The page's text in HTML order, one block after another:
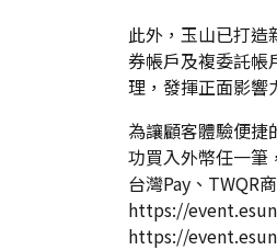
此外，玉山已打
券帳戶及複委託帳
理，發揮正面影響
為讓顧客體驗便捷
功買入外幣任一筆
台灣Pay、TWQR
https://
https://